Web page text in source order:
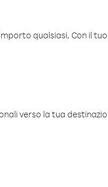
qualsiasi. Con il
verso la tua